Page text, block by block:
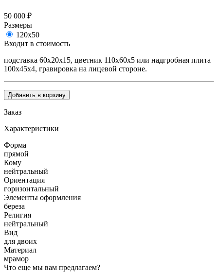
50 000 ₽
Размеры
120х50
Входит в стоимость
подставка 60х20х15, цветник 110х60х5 или надгробная плита
100х45х4, гравировка на лицевой стороне.
Добавить в корзину
Заказ
Характеристики
Форма
прямой
Кому
нейтральный
Ориентация
горизонтальный
Элементы оформления
береза
Религия
нейтральный
Вид
для двоих
Материал
мрамор
Что еще мы вам предлагаем?